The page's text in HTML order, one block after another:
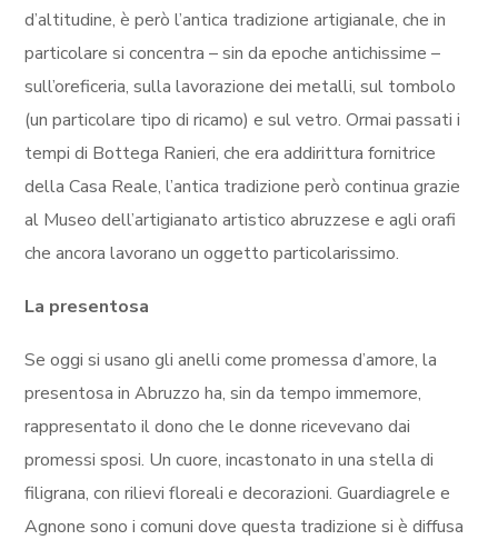
d’altitudine, è però l’antica tradizione artigianale, che in
particolare si concentra – sin da epoche antichissime –
sull’oreficeria, sulla lavorazione dei metalli, sul tombolo
(un particolare tipo di ricamo) e sul vetro. Ormai passati i
tempi di Bottega Ranieri, che era addirittura fornitrice
della Casa Reale, l’antica tradizione però continua grazie
al Museo dell’artigianato artistico abruzzese e agli orafi
che ancora lavorano un oggetto particolarissimo.
La presentosa
Se oggi si usano gli anelli come promessa d’amore, la
presentosa in Abruzzo ha, sin da tempo immemore,
rappresentato il dono che le donne ricevevano dai
promessi sposi. Un cuore, incastonato in una stella di
filigrana, con rilievi floreali e decorazioni. Guardiagrele e
Agnone sono i comuni dove questa tradizione si è diffusa